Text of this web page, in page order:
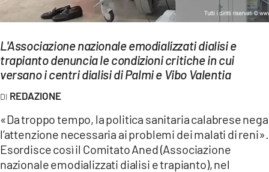
Streaming
LAC NETWORK
LAC ONAIR
Network
LACPLAY.IT
L'Associazione nazionale emodializzati dialisi e
trapianto denuncia le condizioni critiche in cui
versano i centri dialisi di Palmi e Vibo Valentia
REDAZIONE
«Da troppo tempo, la politica sanitaria calabrese nega
l’attenzione necessaria ai problemi dei malati di reni».
Esordisce così il Comitato Aned (Associazione
nazionale emodializzati dialisi e trapianto), nel